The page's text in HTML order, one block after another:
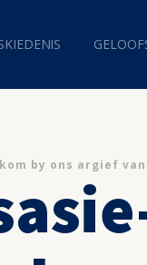
by ons argief van